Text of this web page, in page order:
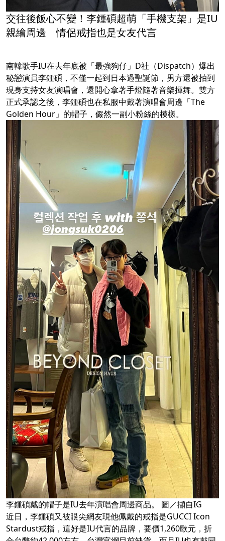
交往後飯心不變！李鍾碩超萌「手機支架」是IU
親繪周邊 情侶戒指也是女友代言
南韓歌手IU在去年底被「最強狗仔」D社（Dispatch）爆出
秘戀演員李鍾碩，不僅一起到日本過聖誕節，男方還被拍到
現身支持女友演唱會，還開心拿著手燈隨著音樂揮舞。雙方
正式承認之後，李鍾碩也在私服中戴著演唱會周邊「The
Golden Hour」的帽子，儼然一副小粉絲的模樣。
李鍾碩戴的帽子是IU去年演唱會周邊商品。 圖／擷自IG
近日，李鍾碩又被眼尖網友現他佩戴的戒指是GUCCI Icon
Stardust戒指，這好是IU代言的品牌，要價1,260歐元，折